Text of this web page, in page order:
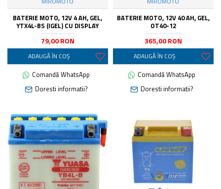
BATERIE MOTO, 12V 4 AH, GEL,
YTX4L-BS (IGEL) CU DISPLAY
79,00 RON
ADAUGĂ ÎN COŞ
Comandă WhatsApp
Doresti informatii?
BATERIE MOTO, 12V 40 AH, GEL,
OT40-12
365,00 RON
ADAUGĂ ÎN COŞ
Comandă WhatsApp
Doresti informatii?